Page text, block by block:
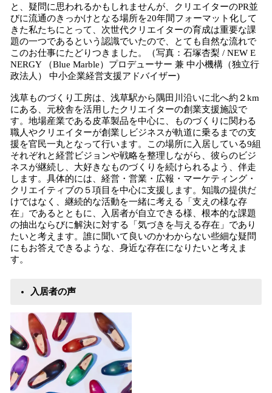
と、疑問に思われるかもしれませんが、クリエイターのPR並
びに流通のきっかけとなる場所を20年間フォーマット化して
きた私たちにとって、次世代クリエイターの育成は重要な課
題の一つであるという認識でいたので、とても自然な流れで
このお仕事にたどりつきました。（写真：石塚杏梨 / NEW E
NERGY （Blue Marble）プロデューサー 兼 中小機構（独立行
政法人） 中小企業経営支援アドバイザー)
浅草ものづくり工房は、浅草駅から隅田川沿いに北へ約２km
にある、元校舎を活用したクリエイターの創業支援施設で
す。地場産業である皮革製品を中心に、ものづくりに関わる
職人やクリエイターが創業しビジネスが軌道に乗るまでの支
援を官民一丸となって行います。この場所に入居している9組
それぞれと経営ビジョンや戦略を整理しながら、彼らのビジ
ネスが継続し、大好きなものづくりを続けられるよう、伴走
します。具体的には、経営・営業・広報・マーケティング・
クリエイティブの５項目を中心に支援します。知識の提供だ
けではなく、継続的な活動を一緒に考える「支えの様な存
在」であるとともに、入居者が自立できる様、根本的な課題
の抽出ならびに解決に対する「気づきを与える存在」であり
たいと考えます。誰に聞いて良いのかわからない些細な疑問
にもお答えできるような、身近な存在になりたいと考えま
す。
入居者の声